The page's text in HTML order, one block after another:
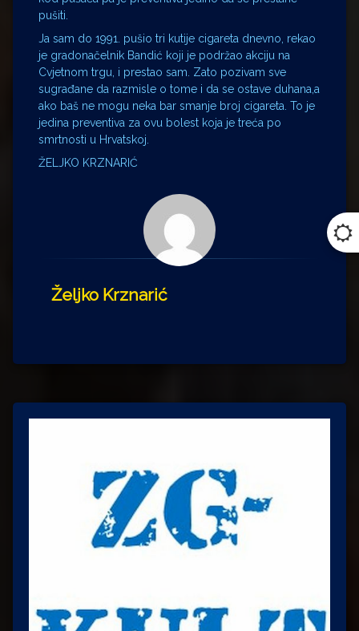
pušiti.
Ja sam do 1991. pušio tri kutije cigareta dnevno, rekao
je gradonačelnik Bandić koji je podržao akciju na
Cvjetnom trgu, i prestao sam. Zato pozivam sve
sugrađane da razmisle o tome i da se ostave duhana,a
ako baš ne mogu neka bar smanje broj cigareta. To je
jedina preventiva za ovu bolest koja je treća po
smrtnosti u Hrvatskoj.
ŽELJKO KRZNARIĆ
Željko Krznarić